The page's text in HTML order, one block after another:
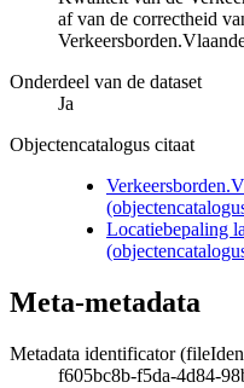
af van de correctheid
Onderdeel van de dataset
Ja
Objectencatalogus citaat
Locatiebepaling
Meta-metadata
Metadata identificator
f605bc8b-f5da-4d84-